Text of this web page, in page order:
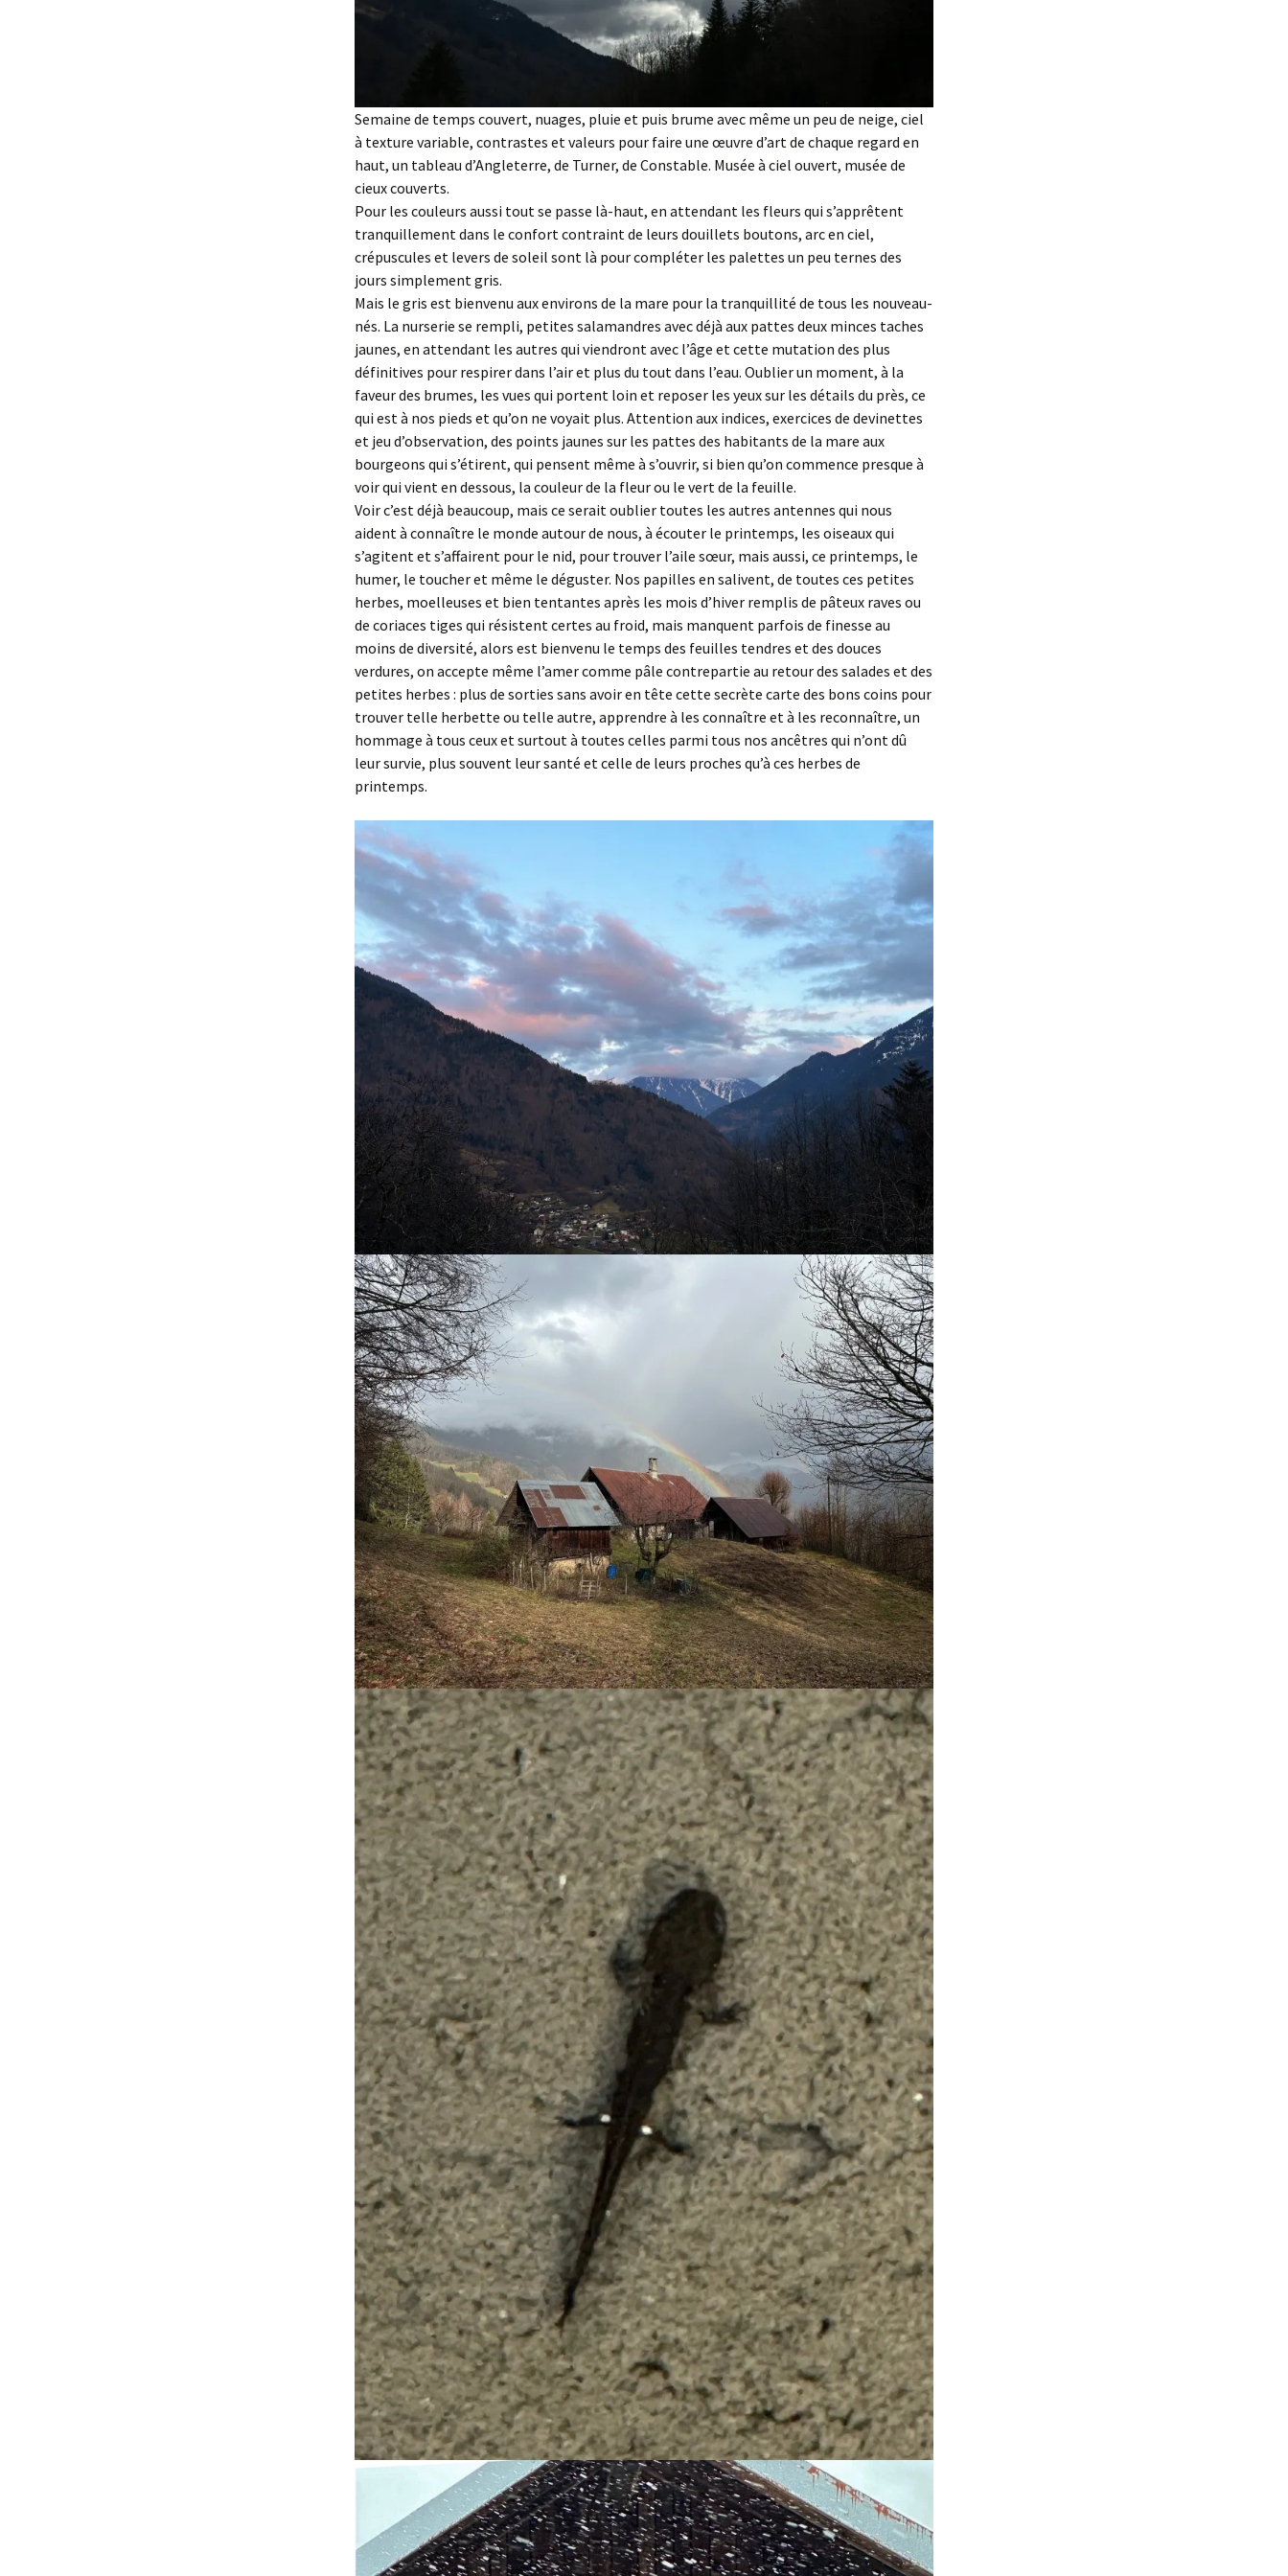
Semaine de temps couvert, nuages, pluie et puis brume avec même un peu de neige, ciel
à texture variable, contrastes et valeurs pour faire une œuvre d’art de chaque regard en
haut, un tableau d’Angleterre, de Turner, de Constable. Musée à ciel ouvert, musée de
cieux couverts.
Pour les couleurs aussi tout se passe là-haut, en attendant les fleurs qui s’apprêtent
tranquillement dans le confort contraint de leurs douillets boutons, arc en ciel,
crépuscules et levers de soleil sont là pour compléter les palettes un peu ternes des
jours simplement gris.
Mais le gris est bienvenu aux environs de la mare pour la tranquillité de tous les nouveau-
nés. La nurserie se rempli, petites salamandres avec déjà aux pattes deux minces taches
jaunes, en attendant les autres qui viendront avec l’âge et cette mutation des plus
définitives pour respirer dans l’air et plus du tout dans l’eau. Oublier un moment, à la
faveur des brumes, les vues qui portent loin et reposer les yeux sur les détails du près, ce
qui est à nos pieds et qu’on ne voyait plus. Attention aux indices, exercices de devinettes
et jeu d’observation, des points jaunes sur les pattes des habitants de la mare aux
bourgeons qui s’étirent, qui pensent même à s’ouvrir, si bien qu’on commence presque à
voir qui vient en dessous, la couleur de la fleur ou le vert de la feuille.
Voir c’est déjà beaucoup, mais ce serait oublier toutes les autres antennes qui nous
aident à connaître le monde autour de nous, à écouter le printemps, les oiseaux qui
s’agitent et s’affairent pour le nid, pour trouver l’aile sœur, mais aussi, ce printemps, le
humer, le toucher et même le déguster. Nos papilles en salivent, de toutes ces petites
herbes, moelleuses et bien tentantes après les mois d’hiver remplis de pâteux raves ou
de coriaces tiges qui résistent certes au froid, mais manquent parfois de finesse au
moins de diversité, alors est bienvenu le temps des feuilles tendres et des douces
verdures, on accepte même l’amer comme pâle contrepartie au retour des salades et des
petites herbes : plus de sorties sans avoir en tête cette secrète carte des bons coins pour
trouver telle herbette ou telle autre, apprendre à les connaître et à les reconnaître, un
hommage à tous ceux et surtout à toutes celles parmi tous nos ancêtres qui n’ont dû
leur survie, plus souvent leur santé et celle de leurs proches qu’à ces herbes de
printemps.